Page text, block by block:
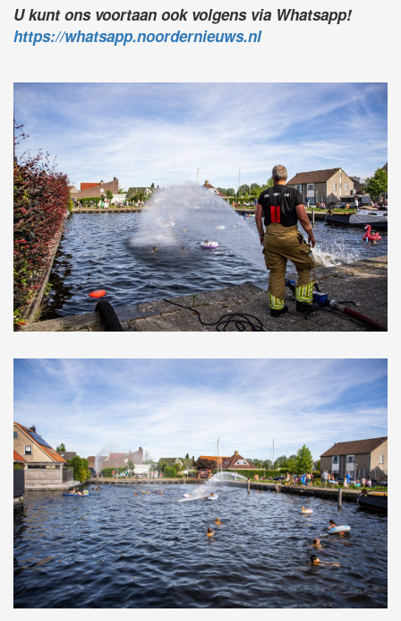
U kunt ons voortaan ook volgens via Whatsapp!
https://whatsapp.noordernieuws.nl